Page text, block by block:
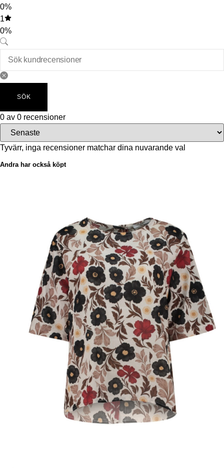
0%
1
0%
SÖK
0 av 0 recensioner
Tyvärr, inga recensioner matchar dina nuvarande val
Andra har också köpt